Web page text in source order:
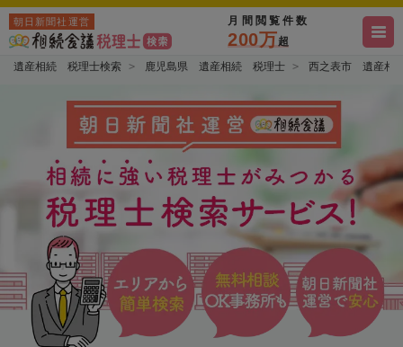
朝日新聞社運営 月間閲覧件数
200万超
遺産相続 税理士検索 鹿児島県 遺産相続 税理士 西之表市 遺産相